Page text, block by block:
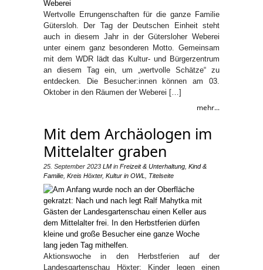
Wertvolle Errungenschaften für die ganze Familie
Gütersloh. Der Tag der Deutschen Einheit steht
auch in diesem Jahr in der Gütersloher Weberei
unter einem ganz besonderen Motto. Gemeinsam
mit dem WDR lädt das Kultur- und Bürgerzentrum
an diesem Tag ein, um „wertvolle Schätze“ zu
entdecken. Die Besucher:innen können am 03.
Oktober in den Räumen der Weberei […]
mehr...
Mit dem Archäologen im
Mittelalter graben
25. September 2023 LM in Freizeit & Unterhaltung Kind &
Familie Kreis Höxter, Kultur in OWL Titelseite
Aktionswoche in den Herbstferien auf der
Landesgartenschau Höxter: Kinder legen einen